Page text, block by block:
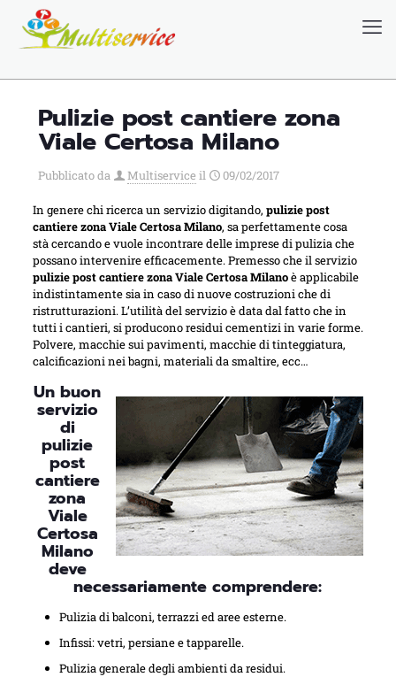
Pulizie post cantiere zona
Viale Certosa Milano
Pubblicato da Multiservice il 09/02/2017
In genere chi ricerca un servizio digitando, pulizie post
cantiere zona Viale Certosa Milano, sa perfettamente cosa
stà cercando e vuole incontrare delle imprese di pulizia che
possano intervenire efficacemente. Premesso che il servizio
pulizie post cantiere zona Viale Certosa Milanoè applicabile
indistintamente sia in caso di nuove costruzioni che di
ristrutturazioni. L’utilità del servizio è data dal fatto che in
tutti i cantieri, si producono residui cementizi in varie forme.
Polvere, macchie sui pavimenti, macchie di tinteggiatura,
calcificazioni nei bagni, materiali da smaltire, ecc…
Un buon
servizio
di
pulizie
post
cantiere
zona
Viale
Certosa
Milano
deve
necessariamente comprendere:
Pulizia di balconi, terrazzi ed aree esterne.
Infissi: vetri, persiane e tapparelle.
Pulizia generale degli ambienti da residui.